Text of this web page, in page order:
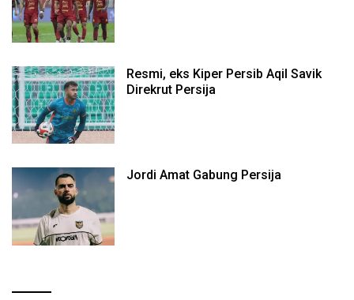
Resmi, eks Kiper Persib Aqil Savik
Direkrut Persija
Jordi Amat Gabung Persija